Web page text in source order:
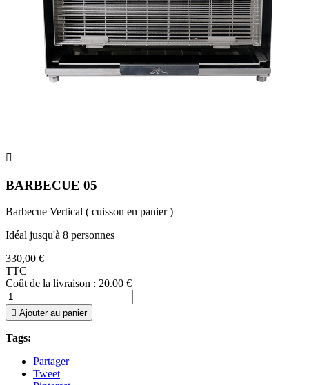

BARBECUE 05
Barbecue Vertical ( cuisson en panier )
Idéal jusqu'à 8 personnes
330,00 €
TTC
Coût de la livraison : 20.00 €
 Ajouter au panier
Tags:
Partager
Tweet